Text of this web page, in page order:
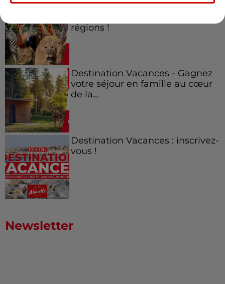
Le Duel - Gagnez vos entrées
régions !
Destination Vacances - Gagnez
votre séjour en famille au cœur
de la...
Destination Vacances : inscrivez-
vous !
Newsletter